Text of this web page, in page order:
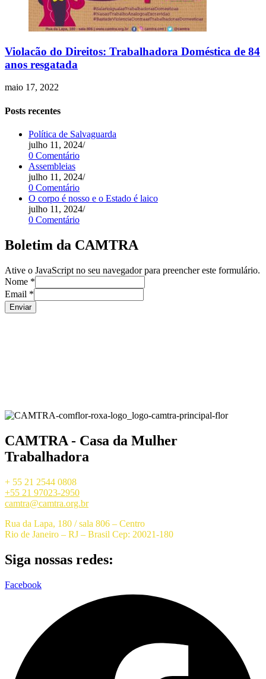
Violacão do Direitos: Trabalhadora Doméstica de 84
anos resgatada
maio 17, 2022
Posts recentes
Política de Salvaguarda
julho 11, 2024/
0 Comentário
Assembleias
julho 11, 2024/
0 Comentário
O corpo é nosso e o Estado é laico
julho 11, 2024/
0 Comentário
Boletim da CAMTRA
Ative o JavaScript no seu navegador para preencher este formulário.
Nome *
Email *
Enviar
CAMTRA - Casa da Mulher
Trabalhadora
+ 55 21 2544 0808
+55 21 97023-2950
camtra@camtra.org.br
Rua da Lapa, 180 / sala 806 – Centro
Rio de Janeiro – RJ – Brasil Cep: 20021-180
Siga nossas redes:
Facebook